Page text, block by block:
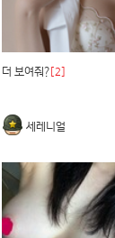
더 보여줘? [2]
세레니얼